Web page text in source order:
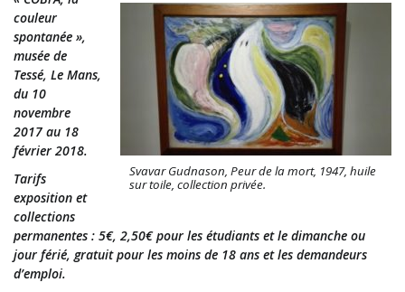
Svavar Gudnason, Peur de la mort, 1947, huile
sur toile, collection privée.
couleur
spontanée »,
musée de
Tessé, Le Mans,
du 10
novembre
2017 au 18
février 2018.
Tarifs
exposition et
collections
permanentes : 5€, 2,50€ pour les étudiants et le dimanche ou
jour férié, gratuit pour les moins de 18 ans et les demandeurs
d’emploi.